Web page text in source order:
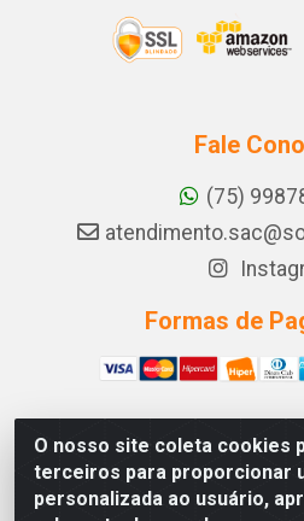
O nosso site coleta cookies
terceiros para proporcionar
personalizada ao usuário,
Fale
(75)
Formas de
A PINA DOS SANTOS
233, 27 - ZONA RURAL,
000 - CNPJ